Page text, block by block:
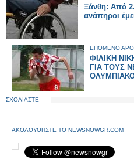
Ξάνθη: Από
ανάπηροι
ΕΠΟΜΕΝΟ
ΦΙΛΙΚΗ
ΓΙΑ ΤΟΥΣ
ΣΧΟΛΙΑΣΤΕ
ΑΚΟΛΟΥΘΗΣΤΕ ΤΟ NEWSNOWGR.COM